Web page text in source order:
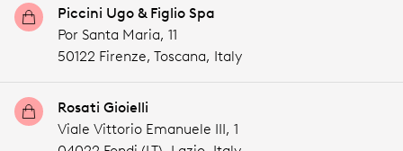
Piccini Ugo & Figlio Spa
Por Santa Maria, 11
50122 Firenze, Toscana, Italy
Rosati Gioielli
Viale Vittorio Emanuele III, 1